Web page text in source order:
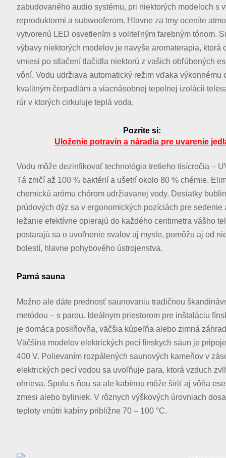
zabudovaného audio systému, pri niektorých modeloch s
reproduktormi a subwooferom. Hlavne za tmy oceníte
vytvorenú LED osvetlením s voliteľným farebným tónom.
výbavy niektorých modelov je navyše aromaterapia, ktorá
vmiesi po stlačení tlačidla niektorú z vašich obľúbených
vôní. Vodu udržiava automatický režim vďaka výkonnému
kvalitným čerpadlám a viacnásobnej tepelnej izolácii
rúr v ktorých cirkuluje teplá voda.
Pozrite si:
Uloženie potravín a náradia pre uvarenie
Vodu môže dezinfikovať technológia tretieho tisícročia –
Tá zničí až 100 % baktérií a ušetrí okolo 80 % chémie.
chemickú arómu chórom udržiavanej vody. Desiatky
prúdových dýz sa v ergonomických pozíciách pre sedenie
ležanie efektívne opierajú do každého centimetra vášho
postarajú sa o uvoľnenie svalov aj mysle, pomôžu aj od
bolestí, hlavne pohybového ústrojenstva.
Parná sauna
Možno ale dáte prednosť saunovaniu tradičnou
metódou – s parou. Ideálnym priestorom pre inštaláciu
je domáca posilňovňa, väčšia kúpeľňa alebo zimná
Väčšina modelov elektrických pecí fínskych sáun je
400 V. Polievaním rozpálených saunových kameňov v
elektrických pecí vodou sa uvoľňuje para, ktorá vzduch
ohrieva. Spolu s ňou sa ale kabínou môže šíriť aj vôňa
zmesi alebo byliniek. V rôznych výškových úrovniach
teploty vnútri kabíny približne 70 – 100 °C.